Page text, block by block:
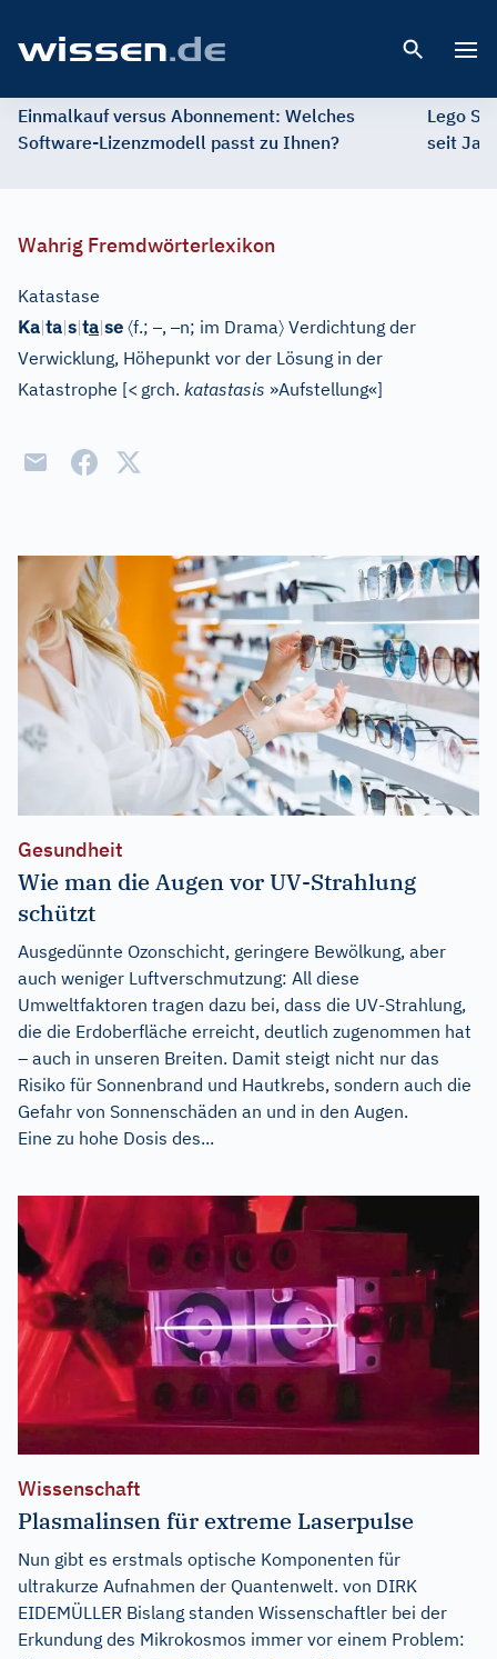
Einmalkauf versus Abonnement: Welches
Software-Lizenzmodell passt zu Ihnen?
Lego
seit
Wahrig Fremdwörterlexikon
Katastase
Ka|ta|s|ta|se 〈f.;–,–n; im Drama〉 Verdichtung der
Verwicklung, Höhepunkt vor der Lösung in der
Katastrophe [< grch. katastasis »Aufstellung«]
Gesundheit
Wie man die Augen vor UV-Strahlung
schützt
Ausgedünnte Ozonschicht, geringere Bewölkung, aber
auch weniger Luftverschmutzung: All diese
Umweltfaktoren tragen dazu bei, dass die UV-Strahlung,
die die Erdoberfläche erreicht, deutlich zugenommen hat
– auch in unseren Breiten. Damit steigt nicht nur das
Risiko für Sonnenbrand und Hautkrebs, sondern auch die
Gefahr von Sonnenschäden an und in den Augen.
Eine zu hohe Dosis des...
Wissenschaft
Plasmalinsen für extreme Laserpulse
Nun gibt es erstmals optische Komponenten für
ultrakurze Aufnahmen der Quantenwelt. von DIRK
EIDEMÜLLER Bislang standen Wissenschaftler bei der
Erkundung des Mikrokosmos immer vor einem Problem: